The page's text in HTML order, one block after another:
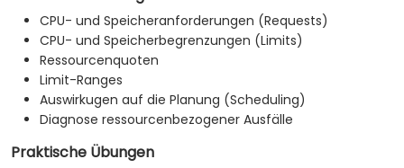
CPU- und Speicheranforderungen (Requests)
CPU- und Speicherbegrenzungen (Limits)
Ressourcenquoten
Limit-Ranges
Auswirkugen auf die Planung (Scheduling)
Diagnose ressourcenbezogener Ausfälle
Praktische Übungen